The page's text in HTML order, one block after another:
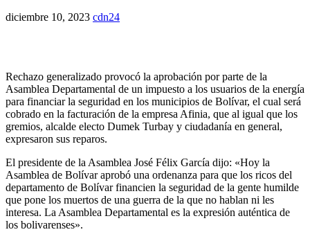
diciembre 10, 2023 cdn24
Rechazo generalizado provocó la aprobación por parte de la
Asamblea Departamental de un impuesto a los usuarios de la energía
para financiar la seguridad en los municipios de Bolívar, el cual será
cobrado en la facturación de la empresa Afinia, que al igual que los
gremios, alcalde electo Dumek Turbay y ciudadanía en general,
expresaron sus reparos.
El presidente de la Asamblea José Félix García dijo: «Hoy la
Asamblea de Bolívar aprobó una ordenanza para que los ricos del
departamento de Bolívar financien la seguridad de la gente humilde
que pone los muertos de una guerra de la que no hablan ni les
interesa. La Asamblea Departamental es la expresión auténtica de
los bolivarenses».